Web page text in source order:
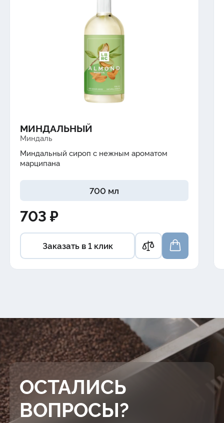
МИНДАЛЬНЫЙ
Миндаль
Миндальный сироп с нежным ароматом
марципана
700 мл
703 ₽
Заказать в 1 клик
ОСТАЛИСЬ
ВОПРОСЫ?